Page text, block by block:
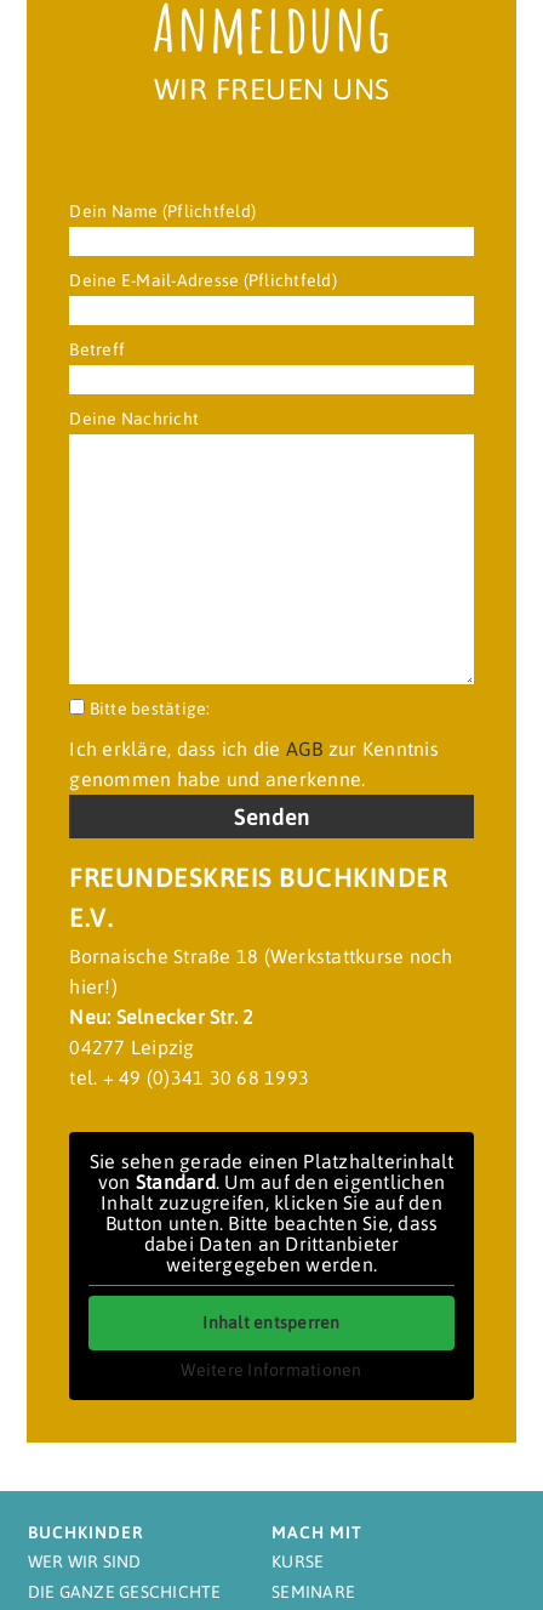
Anmeldung
WIR FREUEN UNS
Dein Name (Pflichtfeld)
Deine E-Mail-Adresse (Pflichtfeld)
Betreff
Deine Nachricht
Bitte lasse dieses Feld leer.
Bitte bestätige:
Ich erkläre, dass ich die AGB zur Kenntnis
genommen habe und anerkenne.
FREUNDESKREIS BUCHKINDER
E.V.
Bornaische Straße 18 (Werkstattkurse noch
hier!)
Neu: Selnecker Str. 2
04277 Leipzig
tel. + 49 (0)341 30 68 1993
Sie sehen gerade einen Platzhalterinhalt
von Standard. Um auf den eigentlichen
Inhalt zuzugreifen, klicken Sie auf den
Button unten. Bitte beachten Sie, dass
dabei Daten an Drittanbieter
weitergegeben werden.
Inhalt entsperren
Weitere Informationen
BUCHKINDER
WER WIR SIND
DIE GANZE GESCHICHTE
MACH MIT
KURSE
SEMINARE